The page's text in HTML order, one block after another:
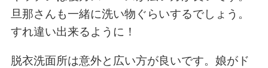
旦那さんも一緒に洗い物ぐらいするでしょう。
すれ違い出来るように！
脱衣洗面所は意外と広い方が良いです。娘がド